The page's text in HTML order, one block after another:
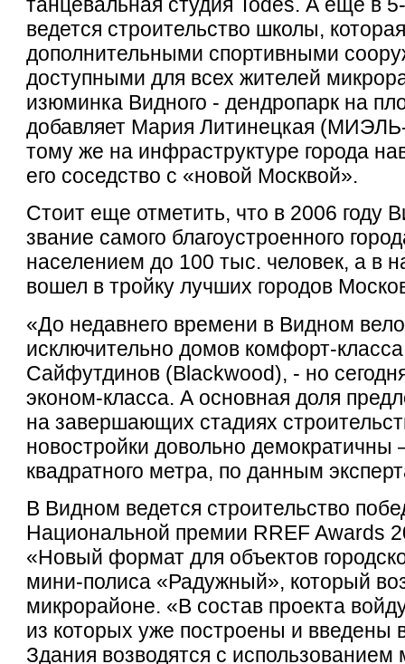
ведется строительство школы,
дополнительными спортивными
доступными для всех жителей
изюминка Видного - дендропарк на
добавляет Мария Литинецкая
тому же на инфраструктуре города
его соседство с «новой Москвой».
Стоит еще отметить, что в 2006 году
звание самого благоустроенного
населением до 100 тыс. человек, а в
вошел в тройку лучших городов
«До недавнего времени в Видном
исключительно домов комфорт-
Сайфутдинов (Blackwood), - но
эконом-класса. А основная доля
на завершающих стадиях
новостройки довольно демократичны
квадратного метра, по данным
В Видном ведется строительство
Национальной премии RREF Awards
«Новый формат для объектов
мини-полиса «Радужный», который
микрорайоне. «В состав проекта
из которых уже построены и введены
Здания возводятся с использованием